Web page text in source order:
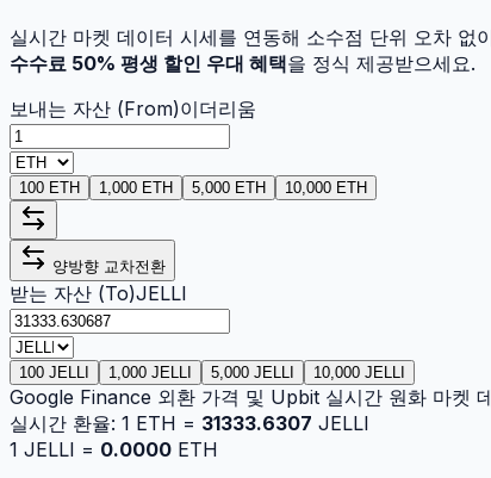
실시간 마켓 데이터 시세를 연동해 소수점 단위 오차 없
수수료 50% 평생 할인 우대 혜택을 정식 제공받으세요.
보내는 자산 (From)이더리움
100 ETH 1,000 ETH 5,000 ETH 10,000 ETH
양방향 교차전환
받는 자산 (To)JELLI
100 JELLI 1,000 JELLI 5,000 JELLI 10,000 JELLI
Google Finance 외환 가격 및 Upbit 실시간 원화 마켓
실시간 환율: 1 ETH = 31333.6307 JELLI
1 JELLI = 0.0000 ETH